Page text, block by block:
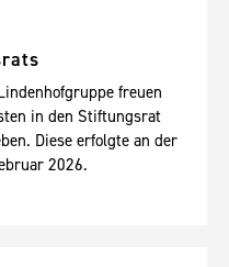
freuen
in den Stiftungsrat
Diese erfolgte an der
2026.